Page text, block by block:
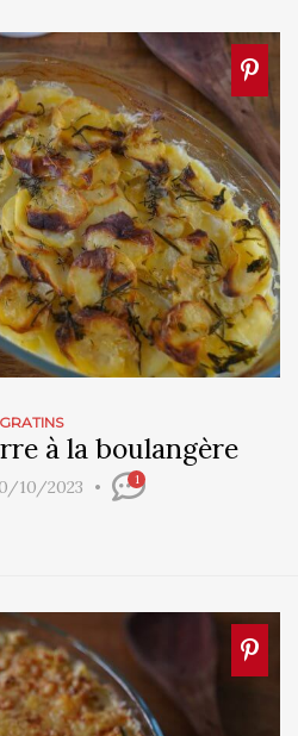
GRATINS
à la boulangère
10/2023 1